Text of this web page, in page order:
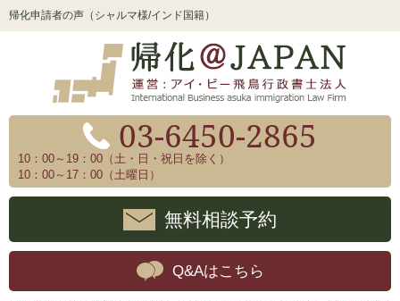
帰化申請者の声（シャルマ様/インド国籍）
03-6450-2865
10：00～19：00（土・日・祝日を除く）
10：00～17：00（土曜日）
無料相談予約
Q&Aはこちら